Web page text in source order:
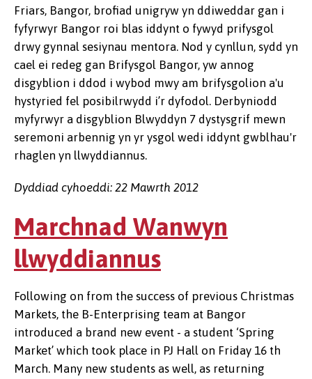
Friars, Bangor, brofiad unigryw yn ddiweddar gan i
fyfyrwyr Bangor roi blas iddynt o fywyd prifysgol
drwy gynnal sesiynau mentora. Nod y cynllun, sydd yn
cael ei redeg gan Brifysgol Bangor, yw annog
disgyblion i ddod i wybod mwy am brifysgolion a'u
hystyried fel posibilrwydd i’r dyfodol. Derbyniodd
myfyrwyr a disgyblion Blwyddyn 7 dystysgrif mewn
seremoni arbennig yn yr ysgol wedi iddynt gwblhau'r
rhaglen yn llwyddiannus.
Dyddiad cyhoeddi: 22 Mawrth 2012
Marchnad Wanwyn
llwyddiannus
Following on from the success of previous Christmas
Markets, the B-Enterprising team at Bangor
introduced a brand new event - a student ‘Spring
Market’ which took place in PJ Hall on Friday 16 th
March. Many new students as well, as returning